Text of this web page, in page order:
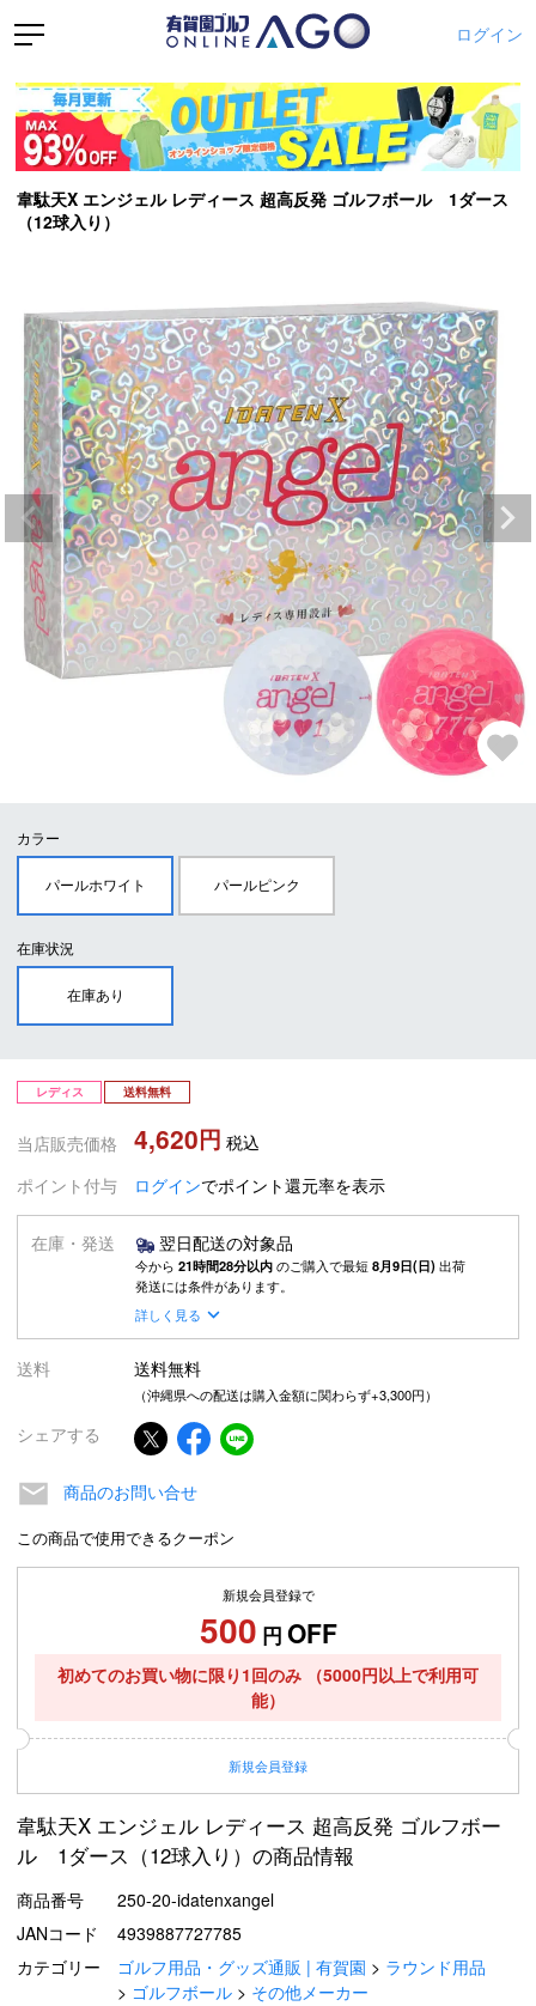
ログイン
韋駄天X エンジェル レディース 超高反発 ゴルフボール 1ダース
（12球入り）
カラー
パールホワイト パールピンク
在庫状況
在庫あり
レディス 送料無料
当店販売価格 4,620
税込
ポイント付与
ログインでポイント還元率を表示
在庫・発送 翌日配送の対象品
今から 21時間28分以内のご購入で最短8月9日(日)出荷
発送には条件があります。
詳しく見る
送料 送料無料
（沖縄県への配送は購入金額に関わらず+3,300円）
シェアする
商品のお問い合せ
この商品で使用できるクーポン
新規会員登録で
500 円 OFF
初めてのお買い物に限り1回のみ
（5000円以上で利用可
能）
新規会員登録
韋駄天X エンジェル レディース 超高反発 ゴルフボー
ル 1ダース（12球入り）の商品情報
商品番号
250-20-idatenxangel
JANコード
4939887727785
カテゴリー
ゴルフ用品・グッズ通販 | 有賀園
ラウンド用品
ゴルフボール
その他メーカー